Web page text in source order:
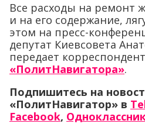
Все расходы на ремонт
и на его содержание,
этом на пресс-
депутат Киевсовета
передает корреспондент
«ПолитНавигатора».
Подпишитесь на
«ПолитНавигатор» в
Facebook,